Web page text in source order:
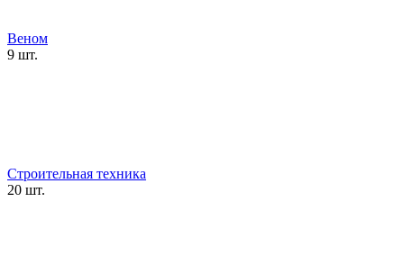
Веном
9 шт.
Строительная техника
20 шт.